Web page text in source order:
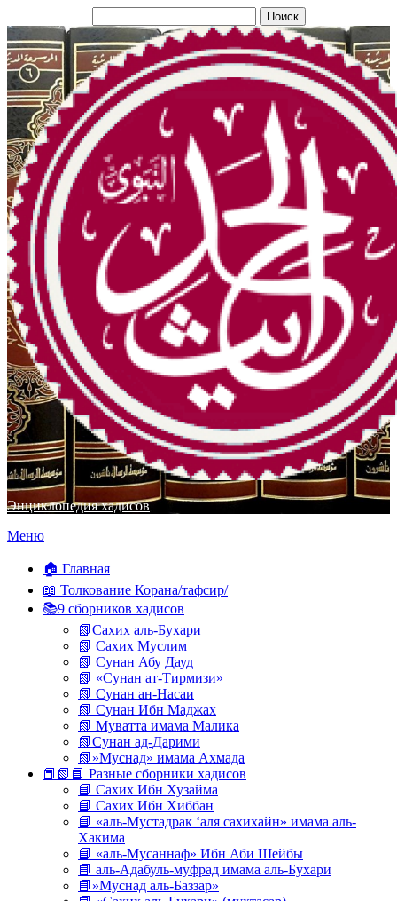
Энциклопедия хадисов
Перейти
содержимому
Меню
🏠 Главная
📖 Толкование Корана/тафсир/
📚9 сборников хадисов
📗Сахих аль-Бухари
📗 Сахих Муслим
📗 Сунан Абу Дауд
📗 «Сунан ат-Тирмизи»
📗 Сунан ан-Насаи
📗 Сунан Ибн Маджах
📗 Муватта имама Малика
📗Сунан ад-Дарими
📗»Муснад» имама Ахмада
📕📗📘 Разные сборники хадисов
📘 Сахих Ибн Хузайма
📘 Сахих Ибн Хиббан
📘 «аль-Мустадрак ‘аля сахихайн» имама аль-
Хакима
📘 «аль-Мусаннаф» Ибн Аби Шейбы
📘 аль-Адабуль-муфрад имама аль-Бухари
📘»Муснад аль-Баззар»